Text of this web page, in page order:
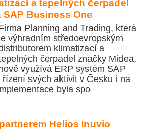
a tepelných čerpadel
SAP Business One
Planning and Trading, která
výhradním středoevropským
klimatizací a
čerpadel značky Midea,
využívá ERP systém SAP
svých aktivit v Česku i na
byla spo
Helios Inuvio